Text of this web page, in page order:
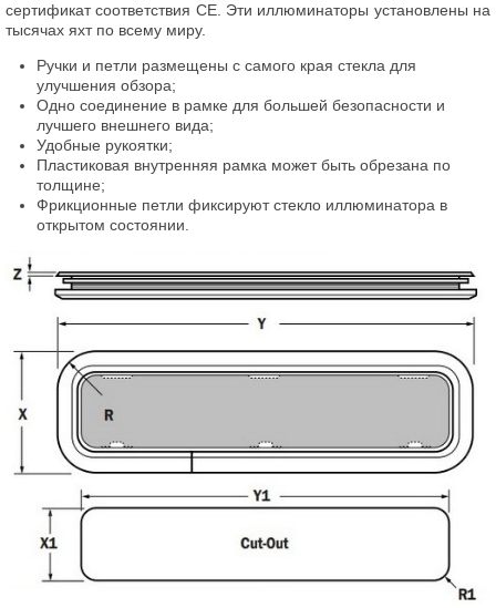
сертификат соответствия CE. Эти иллюминаторы установлены на
тысячах яхт по всему миру.
Ручки и петли размещены с самого края стекла для
улучшения обзора;
Одно соединение в рамке для большей безопасности и
лучшего внешнего вида;
Удобные рукоятки;
Пластиковая внутренняя рамка может быть обрезана по
толщине;
Фрикционные петли фиксируют стекло иллюминатора в
открытом состоянии.